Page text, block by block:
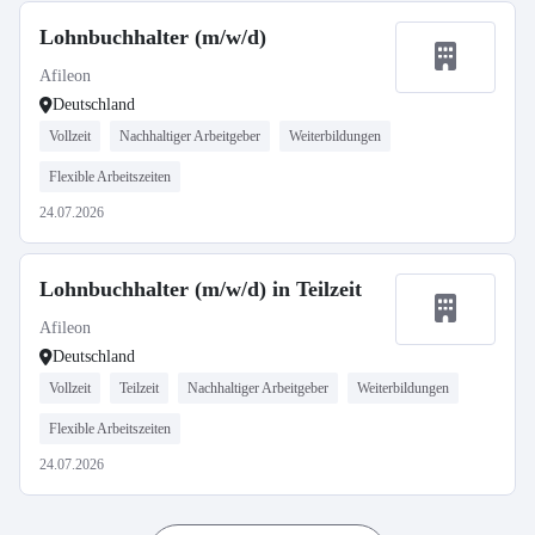
Lohnbuchhalter (m/w/d)
Afileon
Deutschland
Vollzeit Nachhaltiger Arbeitgeber Weiterbildungen
Flexible Arbeitszeiten
24.07.2026
Lohnbuchhalter (m/w/d) in Teilzeit
Afileon
Deutschland
Vollzeit Teilzeit Nachhaltiger Arbeitgeber Weiterbildungen
Flexible Arbeitszeiten
24.07.2026